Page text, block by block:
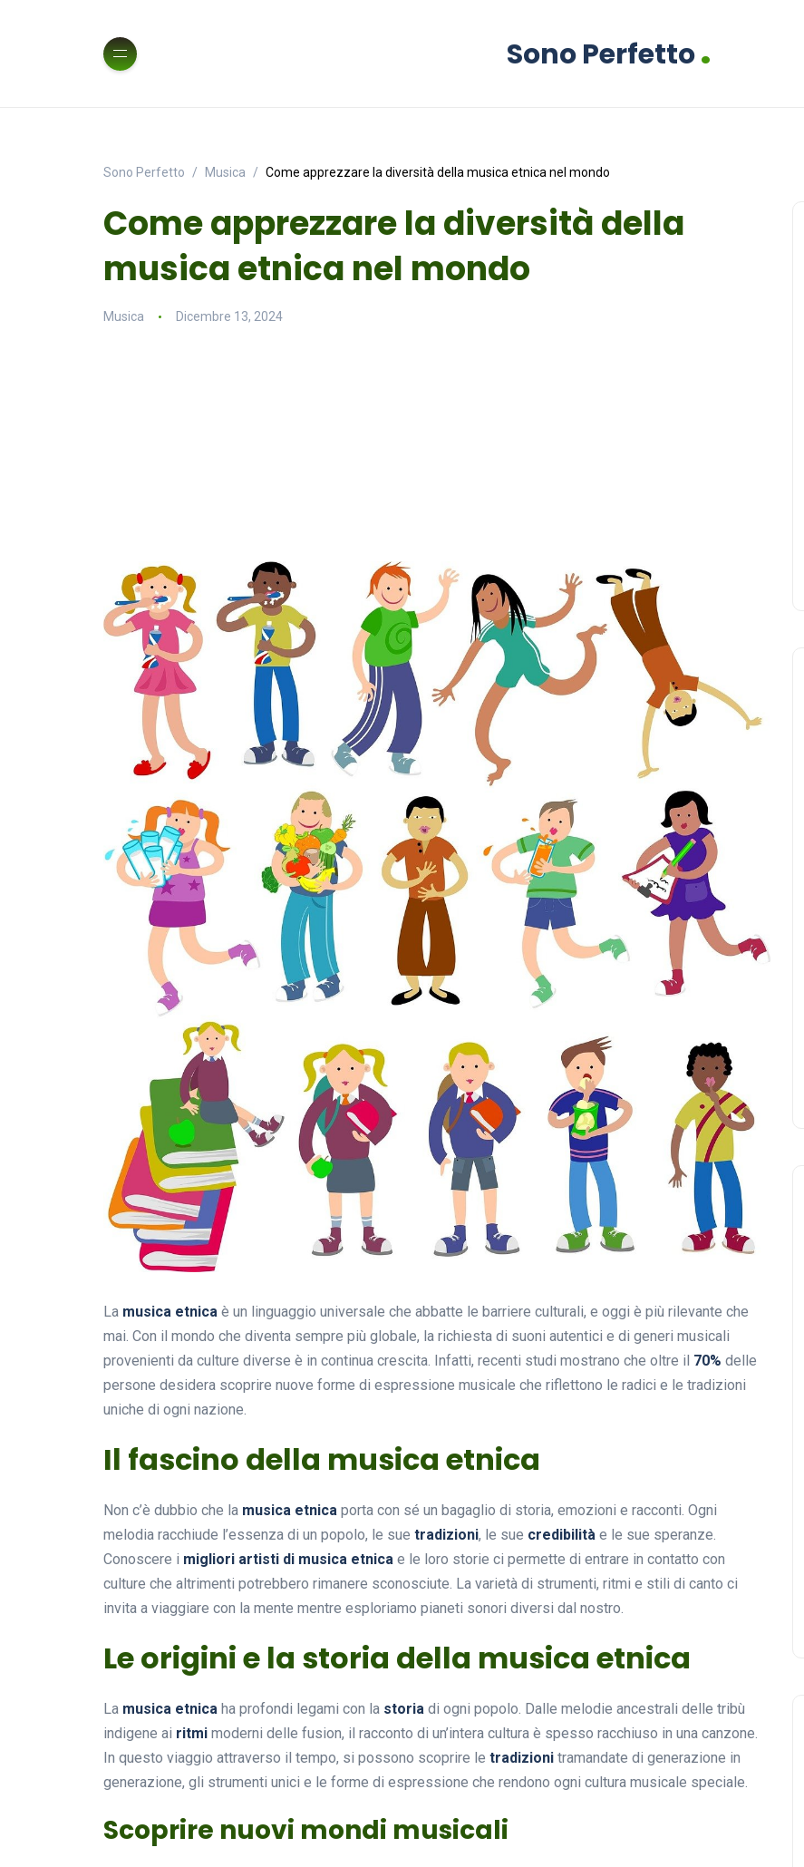
Sono Perfetto.
Sono Perfetto Musica Come apprezzare la diversità della musica etnica nel mondo
Come apprezzare la diversità della
musica etnica nel mondo
Musica Dicembre 13, 2024
La musica etnica è un linguaggio universale che abbatte le barriere culturali, e oggi è più rilevante che
mai. Con il mondo che diventa sempre più globale, la richiesta di suoni autentici e di generi musicali
provenienti da culture diverse è in continua crescita. Infatti, recenti studi mostrano che oltre il 70% delle
persone desidera scoprire nuove forme di espressione musicale che riflettono le radici e le tradizioni
uniche di ogni nazione.
Il fascino della musica etnica
Non c’è dubbio che la musica etnica porta con sé un bagaglio di storia, emozioni e racconti. Ogni
melodia racchiude l’essenza di un popolo, le sue tradizioni, le sue credibilità e le sue speranze.
Conoscere i migliori artisti di musica etnica e le loro storie ci permette di entrare in contatto con
culture che altrimenti potrebbero rimanere sconosciute. La varietà di strumenti, ritmi e stili di canto ci
invita a viaggiare con la mente mentre esploriamo pianeti sonori diversi dal nostro.
Le origini e la storia della musica etnica
La musica etnica ha profondi legami con la storia di ogni popolo. Dalle melodie ancestrali delle tribù
indigene ai ritmi moderni delle fusion, il racconto di un’intera cultura è spesso racchiuso in una canzone.
In questo viaggio attraverso il tempo, si possono scoprire le tradizioni tramandate di generazione in
generazione, gli strumenti unici e le forme di espressione che rendono ogni cultura musicale speciale.
Scoprire nuovi mondi musicali
Musica
approccio innovativo per la
cura dei disturbi del sonno